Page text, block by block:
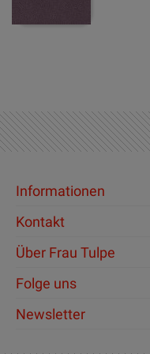
Informationen
Kontakt
Über Frau Tulpe
Folge uns
Newsletter